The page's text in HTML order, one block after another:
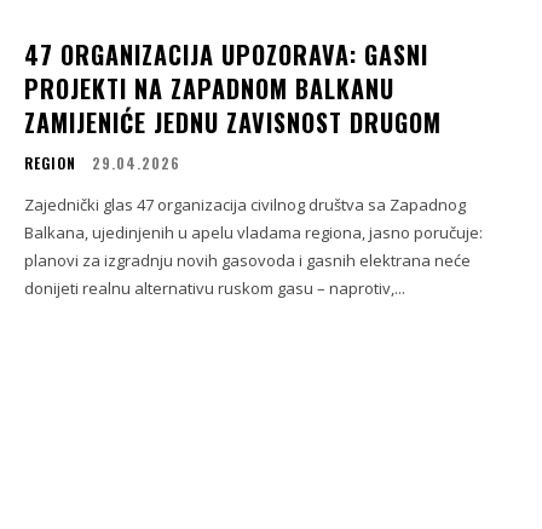
47 ORGANIZACIJA UPOZORAVA: GASNI
PROJEKTI NA ZAPADNOM BALKANU
ZAMIJENIĆE JEDNU ZAVISNOST DRUGOM
REGION 29.04.2026
Zajednički glas 47 organizacija civilnog društva sa Zapadnog
Balkana, ujedinjenih u apelu vladama regiona, jasno poručuje:
planovi za izgradnju novih gasovoda i gasnih elektrana neće
donijeti realnu alternativu ruskom gasu – naprotiv,...